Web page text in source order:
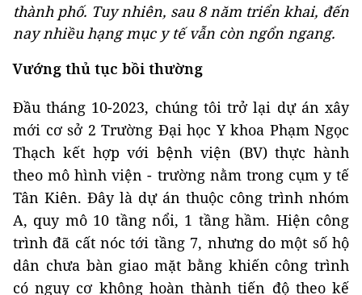
thành phố. Tuy nhiên, sau 8 năm triển khai, đến
nay nhiều hạng mục y tế vẫn còn ngổn ngang.
Vướng thủ tục bồi thường
Đầu tháng 10-2023, chúng tôi trở lại dự án xây
mới cơ sở 2 Trường Đại học Y khoa Phạm Ngọc
Thạch kết hợp với bệnh viện (BV) thực hành
theo mô hình viện - trường nằm trong cụm y tế
Tân Kiên. Đây là dự án thuộc công trình nhóm
A, quy mô 10 tầng nổi, 1 tầng hầm. Hiện công
trình đã cất nóc tới tầng 7, nhưng do một số hộ
dân chưa bàn giao mặt bằng khiến công trình
có nguy cơ không hoàn thành tiến độ theo kế